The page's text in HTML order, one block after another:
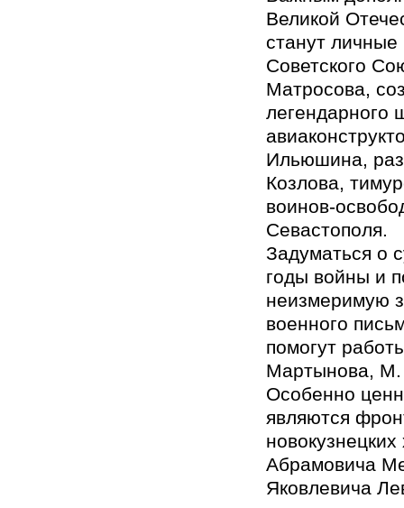
Великой
станут личные
Советского
Матросова,
легендарного
Ильюшина,
Козлова,
воинов-
Севастополя.
Задуматься о
годы войны и
неизмеримую
военного
помогут
Мартынова, М.
Особенно
являются
Абрамовича
Яковлевича